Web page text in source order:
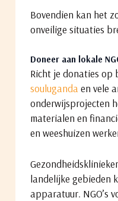
Bovendien kan het
onveilige situaties
Doneer aan lokale
Richt je donaties op
souluganda en vele
onderwijsprojecten
materialen en
en weeshuizen
landelijke gebieden
apparatuur. NGO’s